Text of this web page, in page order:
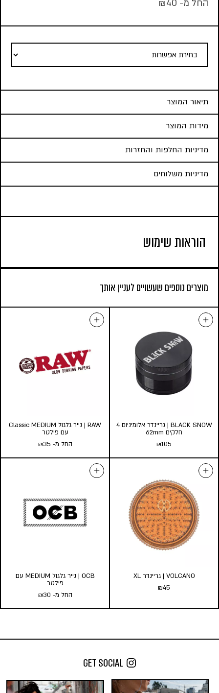
החל מ- ₪40
תיאור המוצר
מידות המוצר
מדיניות החלפות והחזרות
מדיניות משלוחים
הוראות שימוש
מוצרים נוספים שעשויים לעניין אותך
BLACK SNOW | גריינדר אלומיניום 4
חלקים 62mm
₪105
אלומיניום 4 חלקים 62mm
₪105
הוספה לסל
RAW | נייר גלגול Classic MEDIUM
עם פילטר
החל מ-
₪35
החל מ- ₪35
כמות במארז:
5
10
24
VOLCANO | גריינדר XL
₪45
₪45
OCB | נייר גלגול MEDIUM עם
פילטר
החל מ-
₪30
פילטר
GET SOCIAL